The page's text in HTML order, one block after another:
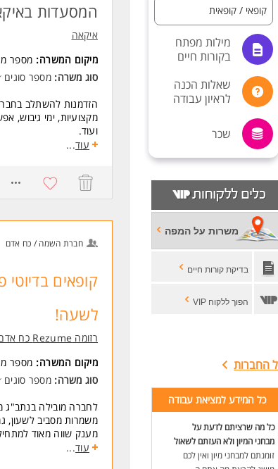
קופאי / קופאית
מילות מפתח
בקורות חיים
שאלות הכנה
לראיון עבודה
שכר
משרות על המפה
בדיקת קורות חיים
הפוך ללקוח VIP
החברות
כל המידע למציאת עבודה
כל מה שרציתם לדעת על
מבחני המיון ולא העזתם לשאול
זומנתם למבחני מיון ואין לכם
המסעדות
איקאה
מיקום המשרה: מספר
סוג משרה: מספר סוגים
הזדמנות להשתלב
מקצועיות, ימי גיבוש,
ועוד.
מה כולל התפקיד?
אחריות על תפקוד
דרישות:
ניסיון בתחום המזון
ניסיון במתן שירות
סידור המשרה מיועדת
לעוד משרות ומידע על
עוד...
חברת השמה / כח אדם
לשעה!
רזומה Rezume כח אדם והשמה
מיקום המשרה: מספר
סוג משרה: מספר סוגים
לחברה מובילה בנתב"ג
משמרות מסביב לשעון,
מענק שווה מאוד
אווירה צעירה, שמחה,
עוד...